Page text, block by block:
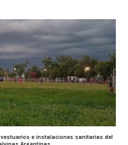
e instalaciones sanitarias del